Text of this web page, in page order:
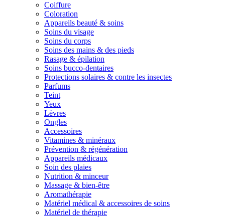
Coiffure
Coloration
Appareils beauté & soins
Soins du visage
Soins du corps
Soins des mains & des pieds
Rasage & épilation
Soins bucco-dentaires
Protections solaires & contre les insectes
Parfums
Teint
Yeux
Lèvres
Ongles
Accessoires
Vitamines & minéraux
Prévention & régénération
Appareils médicaux
Soin des plaies
Nutrition & minceur
Massage & bien-être
Aromathérapie
Matériel médical & accessoires de soins
Matériel de thérapie